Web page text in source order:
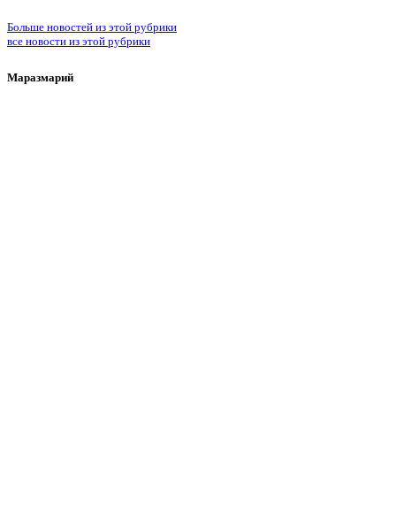
Больше новостей из этой рубрики
все новости из этой рубрики
Маразмарий